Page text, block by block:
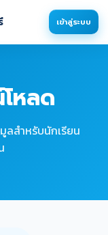
เข้าสู่ระบบ
หลด
ลสำหรับนักเรียน